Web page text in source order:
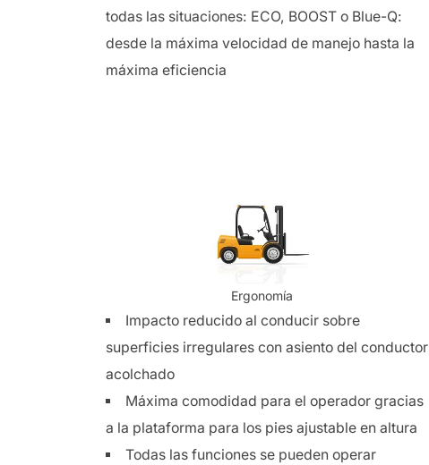
todas las situaciones: ECO, BOOST o Blue-Q:
desde la máxima velocidad de manejo hasta la
máxima eficiencia
Ergonomía
Impacto reducido al conducir sobre
superficies irregulares con asiento del conductor
acolchado
Máxima comodidad para el operador gracias
a la plataforma para los pies ajustable en altura
Todas las funciones se pueden operar